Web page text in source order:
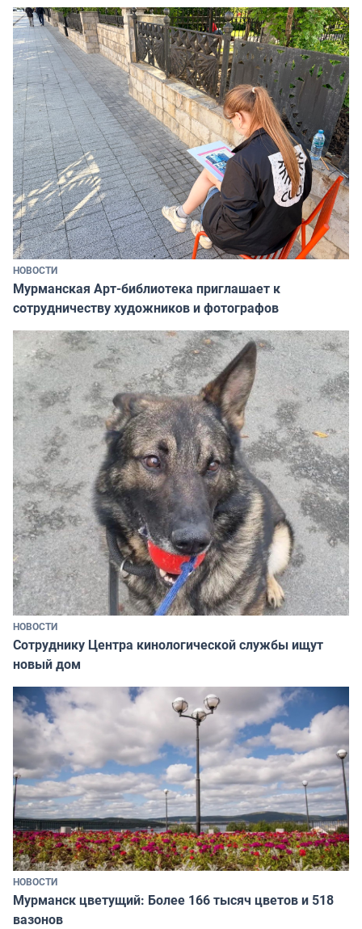
НОВОСТИ
Мурманская Арт-библиотека приглашает к
сотрудничеству художников и фотографов
НОВОСТИ
Сотруднику Центра кинологической службы ищут
новый дом
НОВОСТИ
Мурманск цветущий: Более 166 тысяч цветов и 518
вазонов